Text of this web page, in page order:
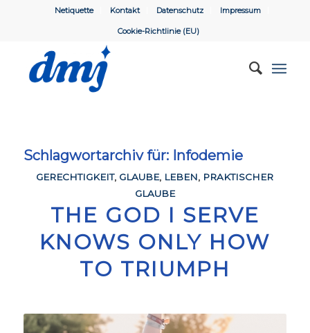
Netiquette Kontakt Datenschutz Impressum
Cookie-Richtlinie (EU)
Schlagwortarchiv für: Infodemie
GERECHTIGKEIT, GLAUBE, LEBEN, PRAKTISCHER
GLAUBE
THE GOD I SERVE
KNOWS ONLY HOW
TO TRIUMPH